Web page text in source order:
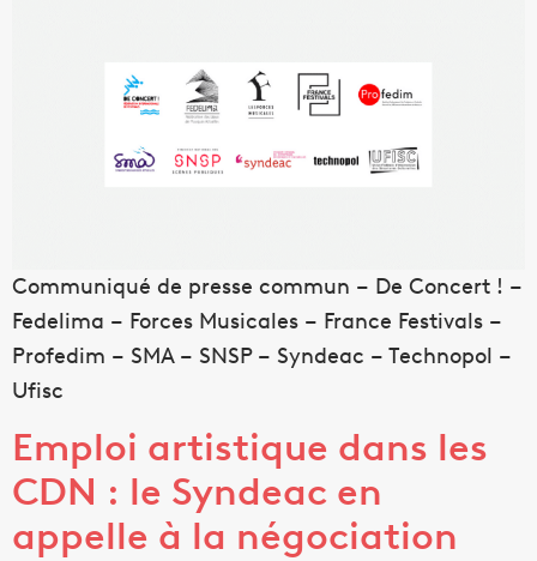
Communiqué de presse commun – De Concert ! –
Fedelima – Forces Musicales – France Festivals –
Profedim – SMA – SNSP – Syndeac – Technopol –
Ufisc
Emploi artistique dans les
CDN : le Syndeac en
appelle à la négociation